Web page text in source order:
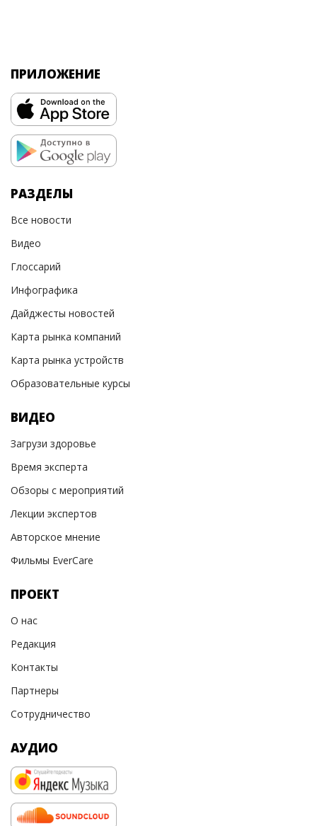
ПРИЛОЖЕНИЕ
РАЗДЕЛЫ
Все новости
Видео
Глоссарий
Инфографика
Дайджесты новостей
Карта рынка компаний
Карта рынка устройств
Образовательные курсы
ВИДЕО
Загрузи здоровье
Время эксперта
Обзоры с мероприятий
Лекции экспертов
Авторское мнение
Фильмы EverCare
ПРОЕКТ
О нас
Редакция
Контакты
Партнеры
Сотрудничество
АУДИО